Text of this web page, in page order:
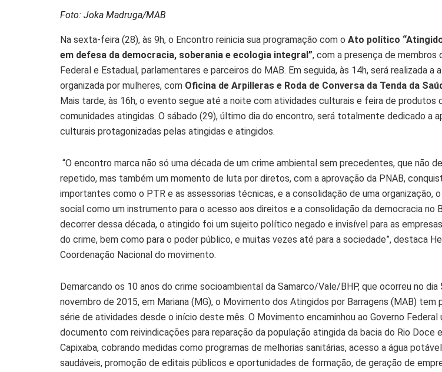
Foto: Joka Madruga/MAB
Na sexta-feira (28), às 9h, o Encontro reinicia sua programação com o Ato político
em defesa da democracia, soberania e ecologia integral”, com a presença de membros
Federal e Estadual, parlamentares e parceiros do MAB. Em seguida, às 14h, será realizada a
organizada por mulheres, com Oficina de Arpilleras e Roda de Conversa da Tenda da
Mais tarde, às 16h, o evento segue até a noite com atividades culturais e feira de produtos
comunidades atingidas. O sábado (29), último dia do encontro, será totalmente dedicado a
culturais protagonizadas pelas atingidas e atingidos.
“O encontro marca não só uma década de um crime ambiental sem precedentes, que não
repetido, mas também um momento de luta por diretos, com a aprovação da PNAB,
importantes como o PTR e as assessorias técnicas, e a consolidação de uma organização,
social como um instrumento para o acesso aos direitos e a consolidação da democracia no
decorrer dessa década, o atingido foi um sujeito político negado e invisível para as
do crime, bem como para o poder público, e muitas vezes até para a sociedade”, destaca
Coordenação Nacional do movimento.
Demarcando os 10 anos do crime socioambiental da Samarco/Vale/BHP, que ocorreu no dia
novembro de 2015, em Mariana (MG), o Movimento dos Atingidos por Barragens (MAB) tem
série de atividades desde o início deste mês. O Movimento encaminhou ao Governo Federal
documento com reivindicações para reparação da população atingida da bacia do Rio Doce
Capixaba, cobrando medidas como programas de melhorias sanitárias, acesso a água
saudáveis, promoção de editais públicos e oportunidades de formação, de geração de